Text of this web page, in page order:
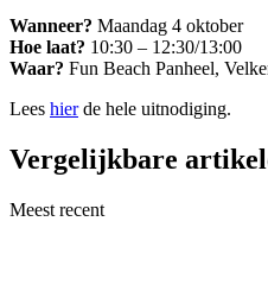
Wanneer? Maandag 4 oktober
Hoe laat? 10:30 – 12:30/13:00
Waar? Fun Beach Panheel,
Lees hierde hele uitnodiging.
Vergelijkbare
Meest recent